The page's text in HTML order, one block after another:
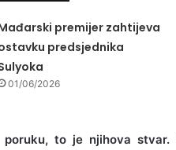
premijer zahtijeva
predsjednika
01/06/2026
poruku, to je njihova